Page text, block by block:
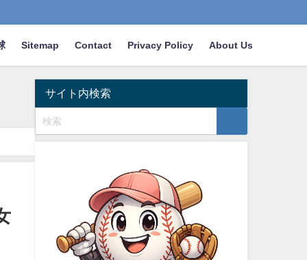
Sitemap Contact Privacy Policy About Us
サイト内検索